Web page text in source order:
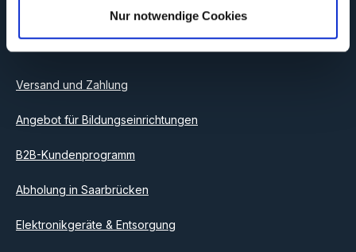
Nur notwendige Cookies
Ich habe dieDatenschutzbestimmungenzur Kenntnis
einverstanden.
Versand und Zahlung
Angebot für Bildungseinrichtungen
B2B-Kundenprogramm
Abholung in Saarbrücken
Elektronikgeräte & Entsorgung